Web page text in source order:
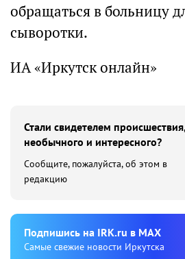
обращаться в больницу
сыворотки.
ИА «Иркутск онлайн»
Стали свидетелем
необычного и интересного?
Сообщите, пожалуйста, об этом в
редакцию
Подпишиcь на IRK.ru в MAX
Cамые свежие новости Иркутска